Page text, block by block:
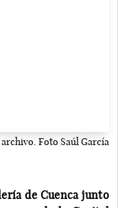
Foto Saúl García
de Cuenca junto